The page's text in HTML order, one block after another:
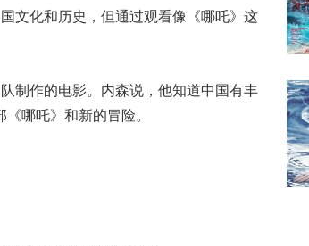
化和历史，但通过观看像《哪吒》这
作的电影。内森说，他知道中国有丰
哪吒》和新的冒险。